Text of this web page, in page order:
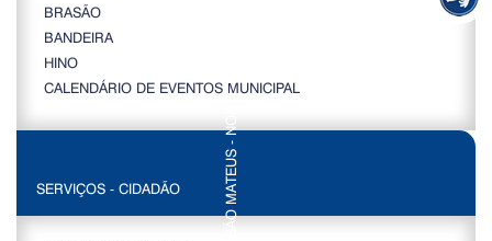
BRASÃO
BANDEIRA
HINO
CALENDÁRIO DE EVENTOS MUNICIPAL
SERVIÇOS - CIDADÃO